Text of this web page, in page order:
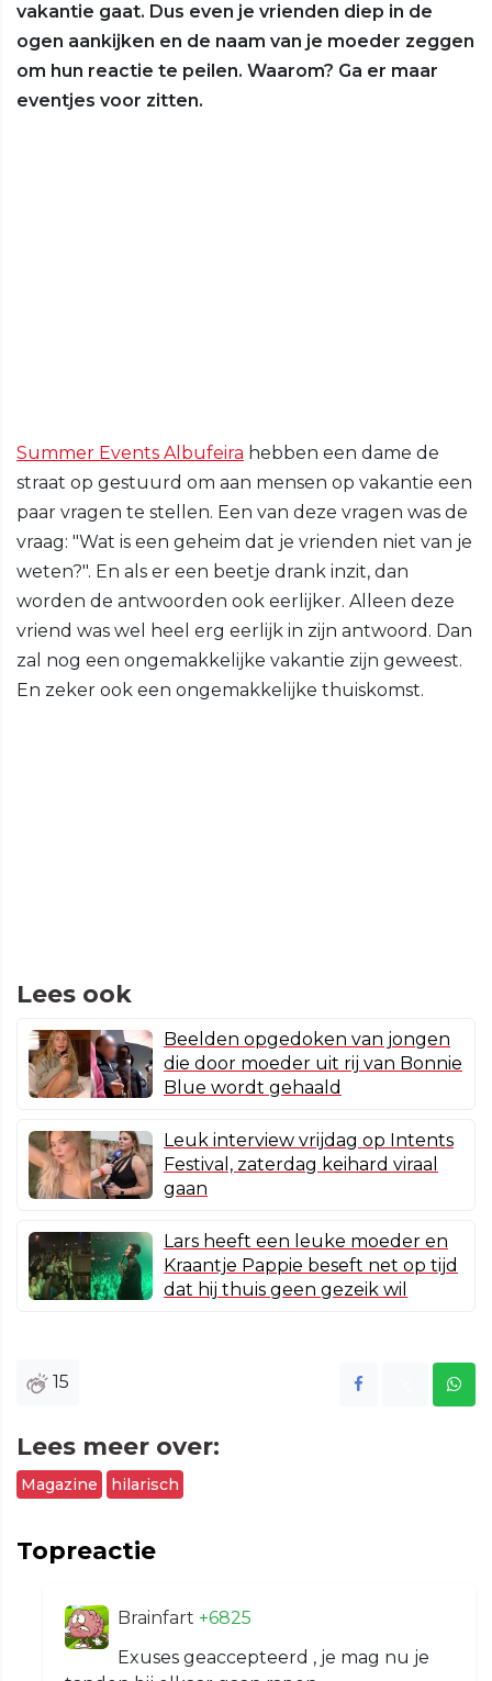
vakantie gaat. Dus even je vrienden diep in de
ogen aankijken en de naam van je moeder zeggen
om hun reactie te peilen. Waarom? Ga er maar
eventjes voor zitten.
Summer Events Albufeira hebben een dame de
straat op gestuurd om aan mensen op vakantie een
paar vragen te stellen. Een van deze vragen was de
vraag: "Wat is een geheim dat je vrienden niet van je
weten?". En als er een beetje drank inzit, dan
worden de antwoorden ook eerlijker. Alleen deze
vriend was wel heel erg eerlijk in zijn antwoord. Dan
zal nog een ongemakkelijke vakantie zijn geweest.
En zeker ook een ongemakkelijke thuiskomst.
Lees ook
Beelden opgedoken van jongen
die door moeder uit rij van Bonnie
Blue wordt gehaald
Leuk interview vrijdag op Intents
Festival, zaterdag keihard viraal
gaan
Lars heeft een leuke moeder en
Kraantje Pappie beseft net op tijd
dat hij thuis geen gezeik wil
15
Lees meer over:
Magazine hilarisch
Topreactie
Brainfart +6825
Exuses geaccepteerd , je mag nu je